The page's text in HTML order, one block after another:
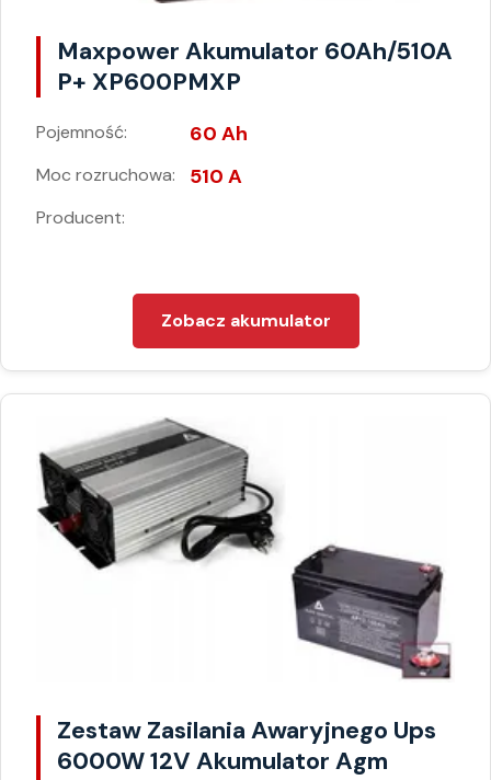
Maxpower Akumulator 60Ah/510A
P+ XP600PMXP
Pojemność: 60 Ah
Moc rozruchowa: 510 A
Producent:
Zobacz akumulator
Zestaw Zasilania Awaryjnego Ups
6000W 12V Akumulator Agm